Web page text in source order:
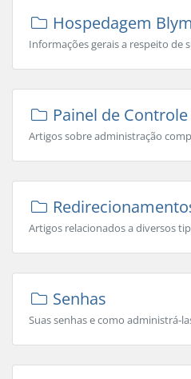
Hospedagem
Informações gerais a respeito de
Painel de Controle
Artigos sobre administração
Artigos relacionados a diversos
Senhas
Suas senhas e como administrá-